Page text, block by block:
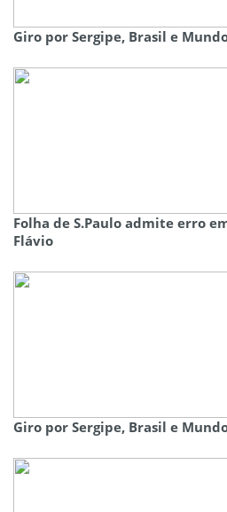
Giro por Sergipe, Brasil e
Folha de S.Paulo admite erro
Flávio
Giro por Sergipe, Brasil e